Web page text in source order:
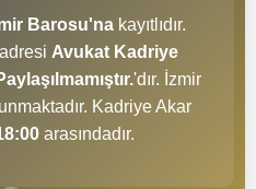
Barosu'na kayıtlıdır.
Avukat Kadriye
'dır. İzmir
Kadriye Akar
arasındadır.